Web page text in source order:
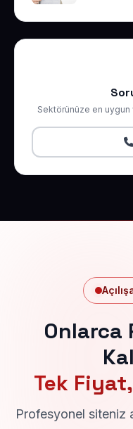
Sektörünüze en
Onlarca
Tek
Profesyonel siteniz